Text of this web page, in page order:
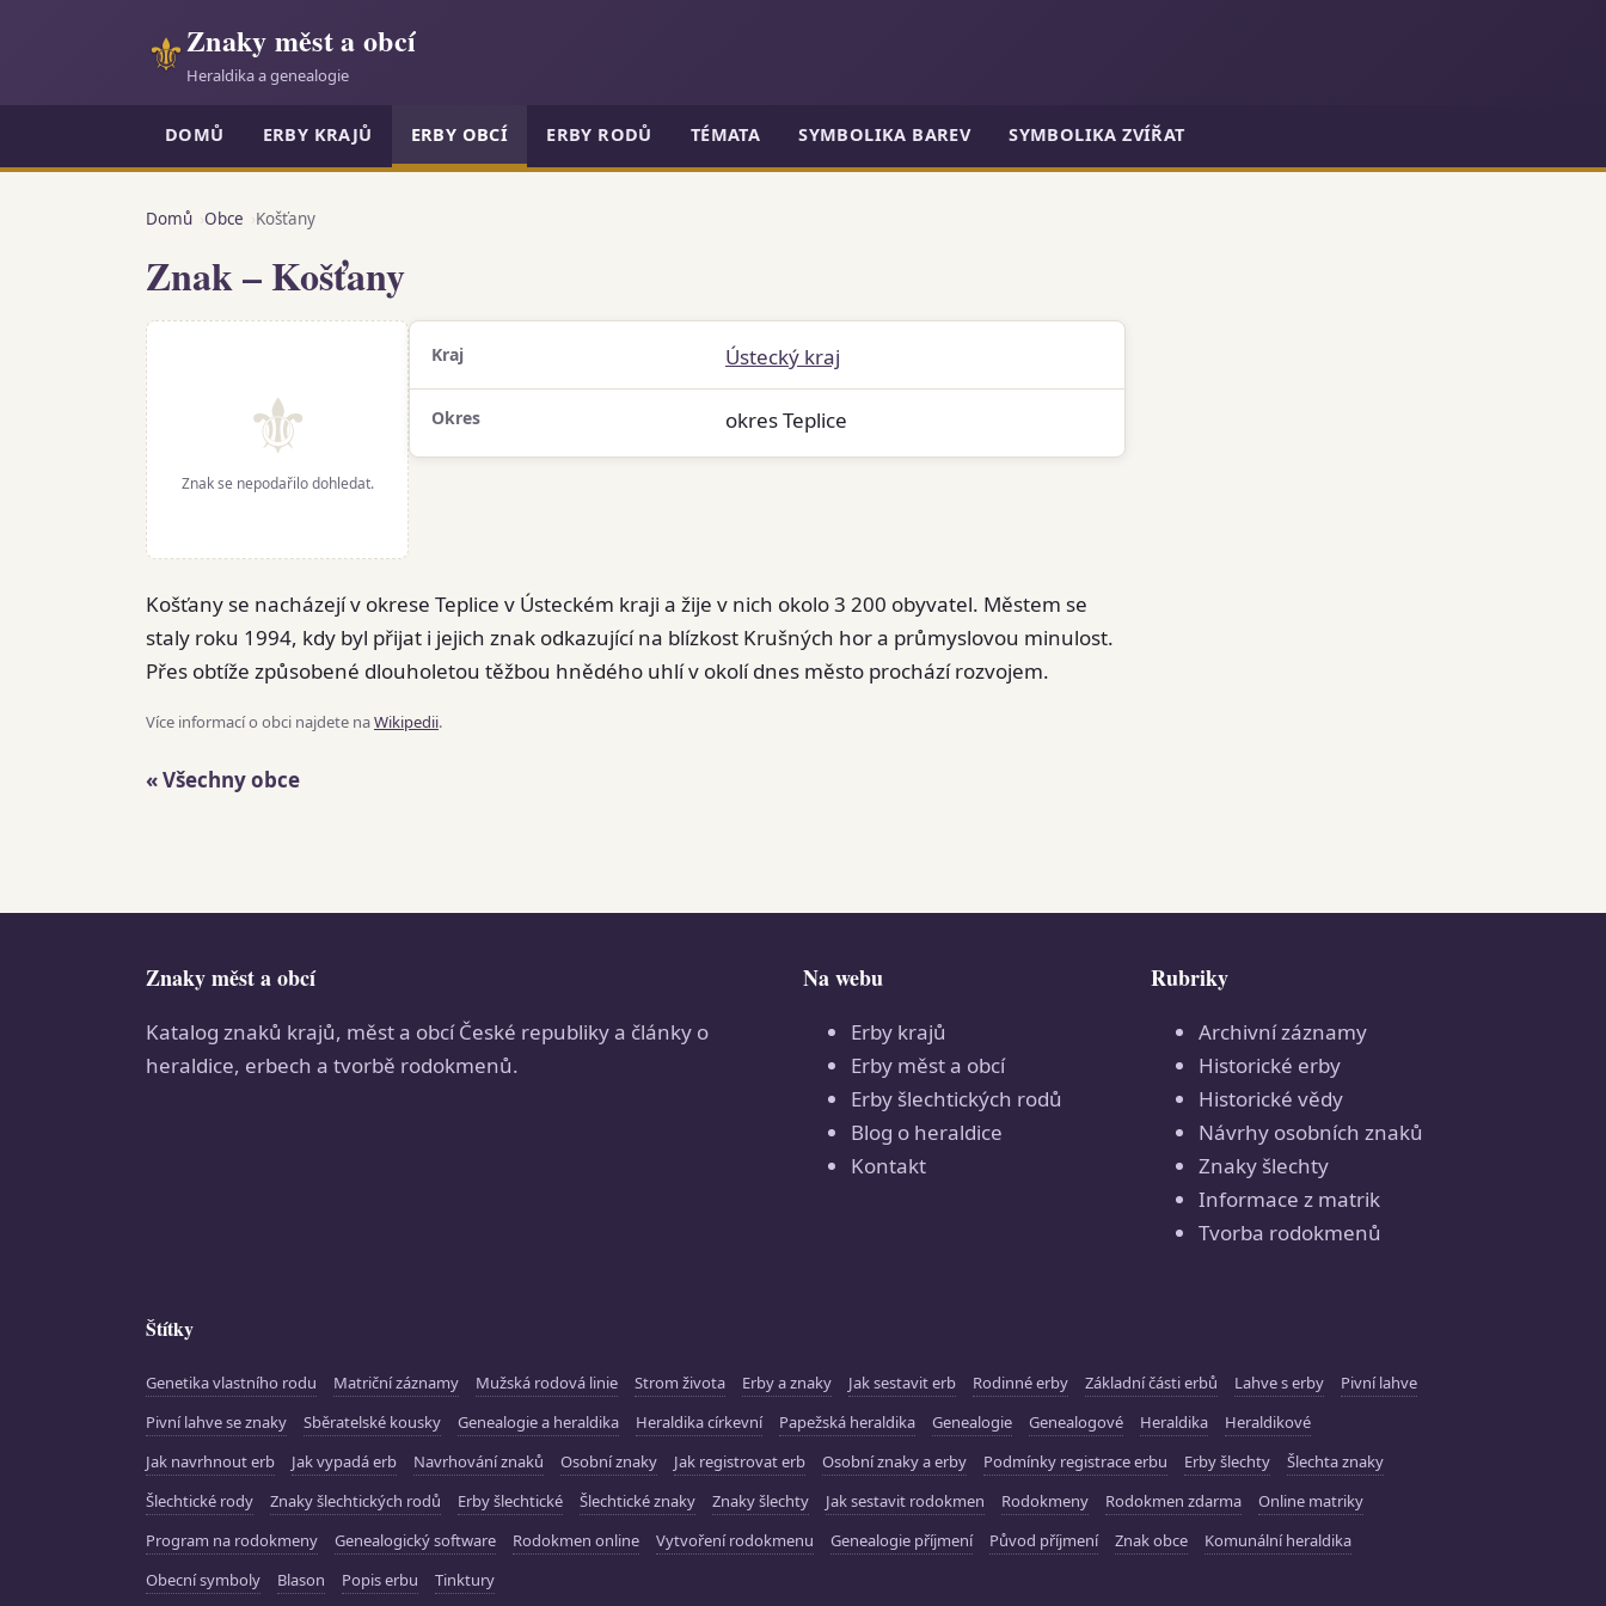
⚜Znaky měst a obcí
Heraldika a genealogie
DOMŮ ERBY KRAJŮ ERBY OBCÍ ERBY RODŮ TÉMATA SYMBOLIKA BAREV SYMBOLIKA ZVÍŘAT
Domů Obce Košťany
Znak – Košťany
⚜
Znak se nepodařilo dohledat.
Kraj Ústecký kraj
Okres okres Teplice
Košťany se nacházejí v okrese Teplice v Ústeckém kraji a žije v nich okolo 3 200 obyvatel. Městem se
staly roku 1994, kdy byl přijat i jejich znak odkazující na blízkost Krušných hor a průmyslovou minulost.
Přes obtíže způsobené dlouholetou těžbou hnědého uhlí v okolí dnes město prochází rozvojem.
Více informací o obci najdete naWikipedii.
« Všechny obce
Znaky měst a obcí
Katalog znaků krajů, měst a obcí České republiky a články o
heraldice, erbech a tvorbě rodokmenů.
Na webu
Erby krajů
Erby měst a obcí
Erby šlechtických rodů
Blog o heraldice
Kontakt
Rubriky
Archivní záznamy
Historické erby
Historické vědy
Návrhy osobních znaků
Znaky šlechty
Informace z matrik
Tvorba rodokmenů
Štítky
Genetika vlastního rodu Matriční záznamy Mužská rodová linie Strom života Erby a znaky Jak sestavit erb Rodinné erby Základní části erbů Lahve s erby
Pivní lahve
Pivní lahve se znaky
Sběratelské kousky Genealogie a heraldika Heraldika církevní Papežská heraldika Genealogie Genealogové Heraldika
Heraldikové
Jak navrhnout erb
Jak vypadá erb Navrhování znaků Osobní znaky Jak registrovat erb Osobní znaky a erby Podmínky registrace erbu Erby šlechty
Šlechta znaky
Šlechtické rody
Znaky šlechtických rodů Erby šlechtické Šlechtické znaky Znaky šlechty Jak sestavit rodokmen Rodokmeny Rodokmen zdarma
Online matriky
Program na rodokmeny
Genealogický software Rodokmen online Vytvoření rodokmenu Genealogie příjmení Původ příjmení Znak obce
Komunální heraldika
Obecní symboly
Blason Popis erbu Tinktury